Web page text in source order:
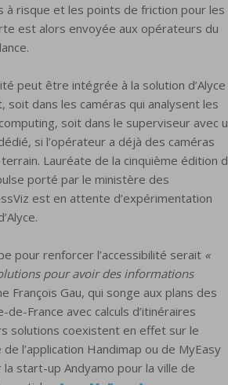
à risque et les points de friction pour les
est alors envoyée aux opérateurs du
peut être intégrée à la solution d’Alyce
soit dans les caméras qui analysent les
soit dans le superviseur avec
si l’opérateur a déjà des caméras
Lauréate de la cinquième édition
porté par le ministère des
est en attente d’expérimentation
pour renforcer l’accessibilité serait «
pour avoir des informations
François Gau, qui songe aux plans des
de-France avec calculs d’itinéraires
solutions coexistent en effet sur le
de l’application Handimap ou de MyEasy
la start-up Andyamo pour la ville de